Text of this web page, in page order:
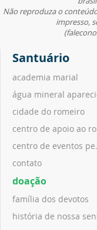
Não reproduza o
impresso,
Santuário
academia marial
água mineral
cidade do romeiro
centro de apoio ao
centro de eventos
contato
doação
família dos devotos
história de nossa